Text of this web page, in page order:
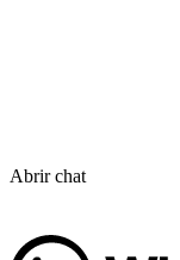
Abrir chat